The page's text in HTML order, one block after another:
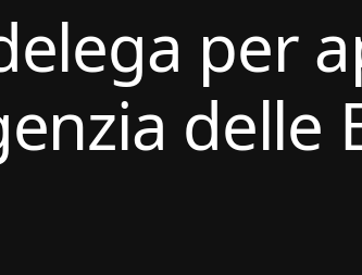
per
delle